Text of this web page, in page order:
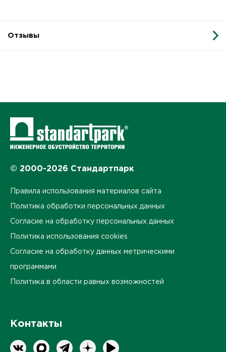
Отзывы
© 2000-2026 Стандартпарк
Правила использования материалов сайта
Политика обработки персональных данных
Согласие на обработку персональных данных
Политика использования cookies
Согласие на обработку данных метрическими
программами
Политика в области равных возможностей
Контакты